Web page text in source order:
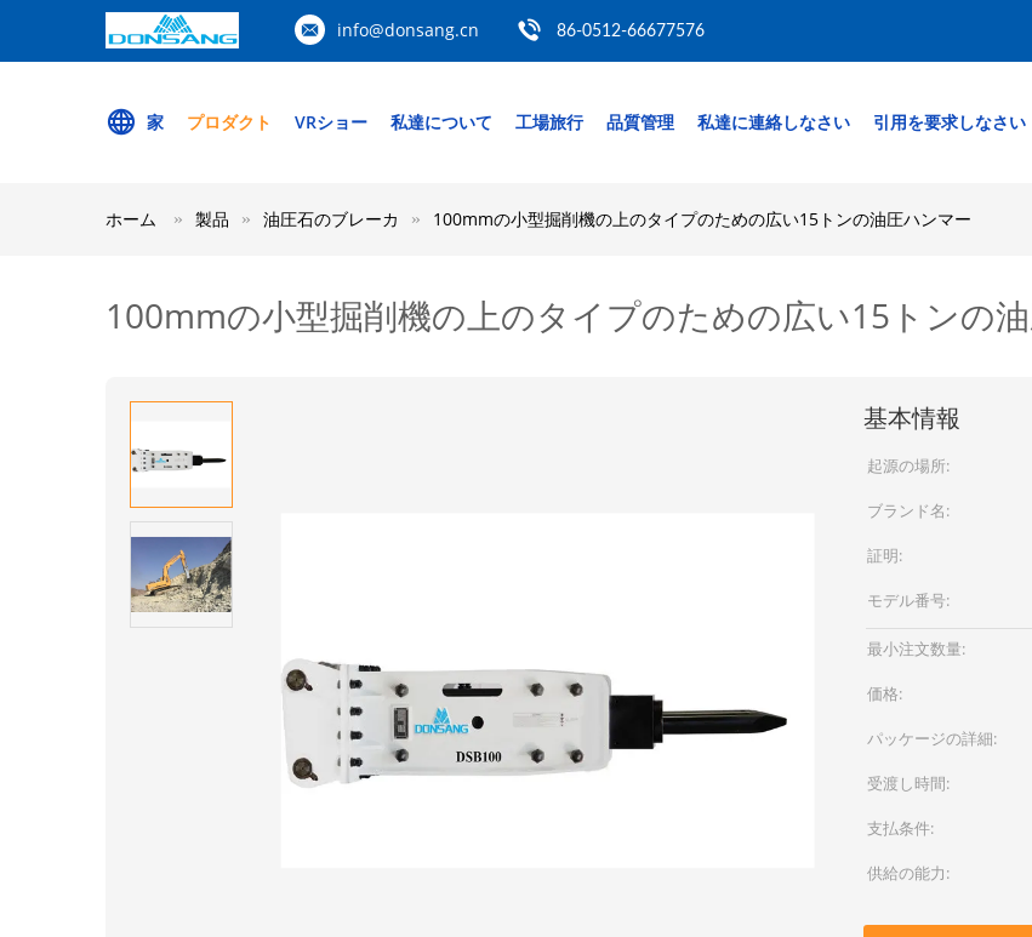
info@donsang.cn 86-0512-66677576
家 プロダクト VRショー 私達について 工場旅行 品質管理 私達に連絡しなさい 引用を要求しなさい
ホーム 製品 油圧石のブレーカ 100mmの小型掘削機の上のタイプのための広い15トンの油圧ハンマー
100mmの小型掘削機の上のタイプのための広い15トンの
基本情報
起源の場所:
ブランド名:
証明:
モデル番号:
最小注文数量:
価格:
パッケージの詳細:
受渡し時間:
支払条件:
供給の能力: